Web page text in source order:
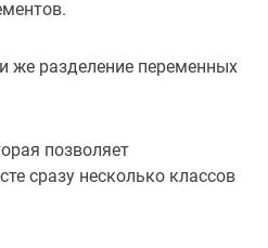
же разделение переменных
позволяет
сразу несколько классов